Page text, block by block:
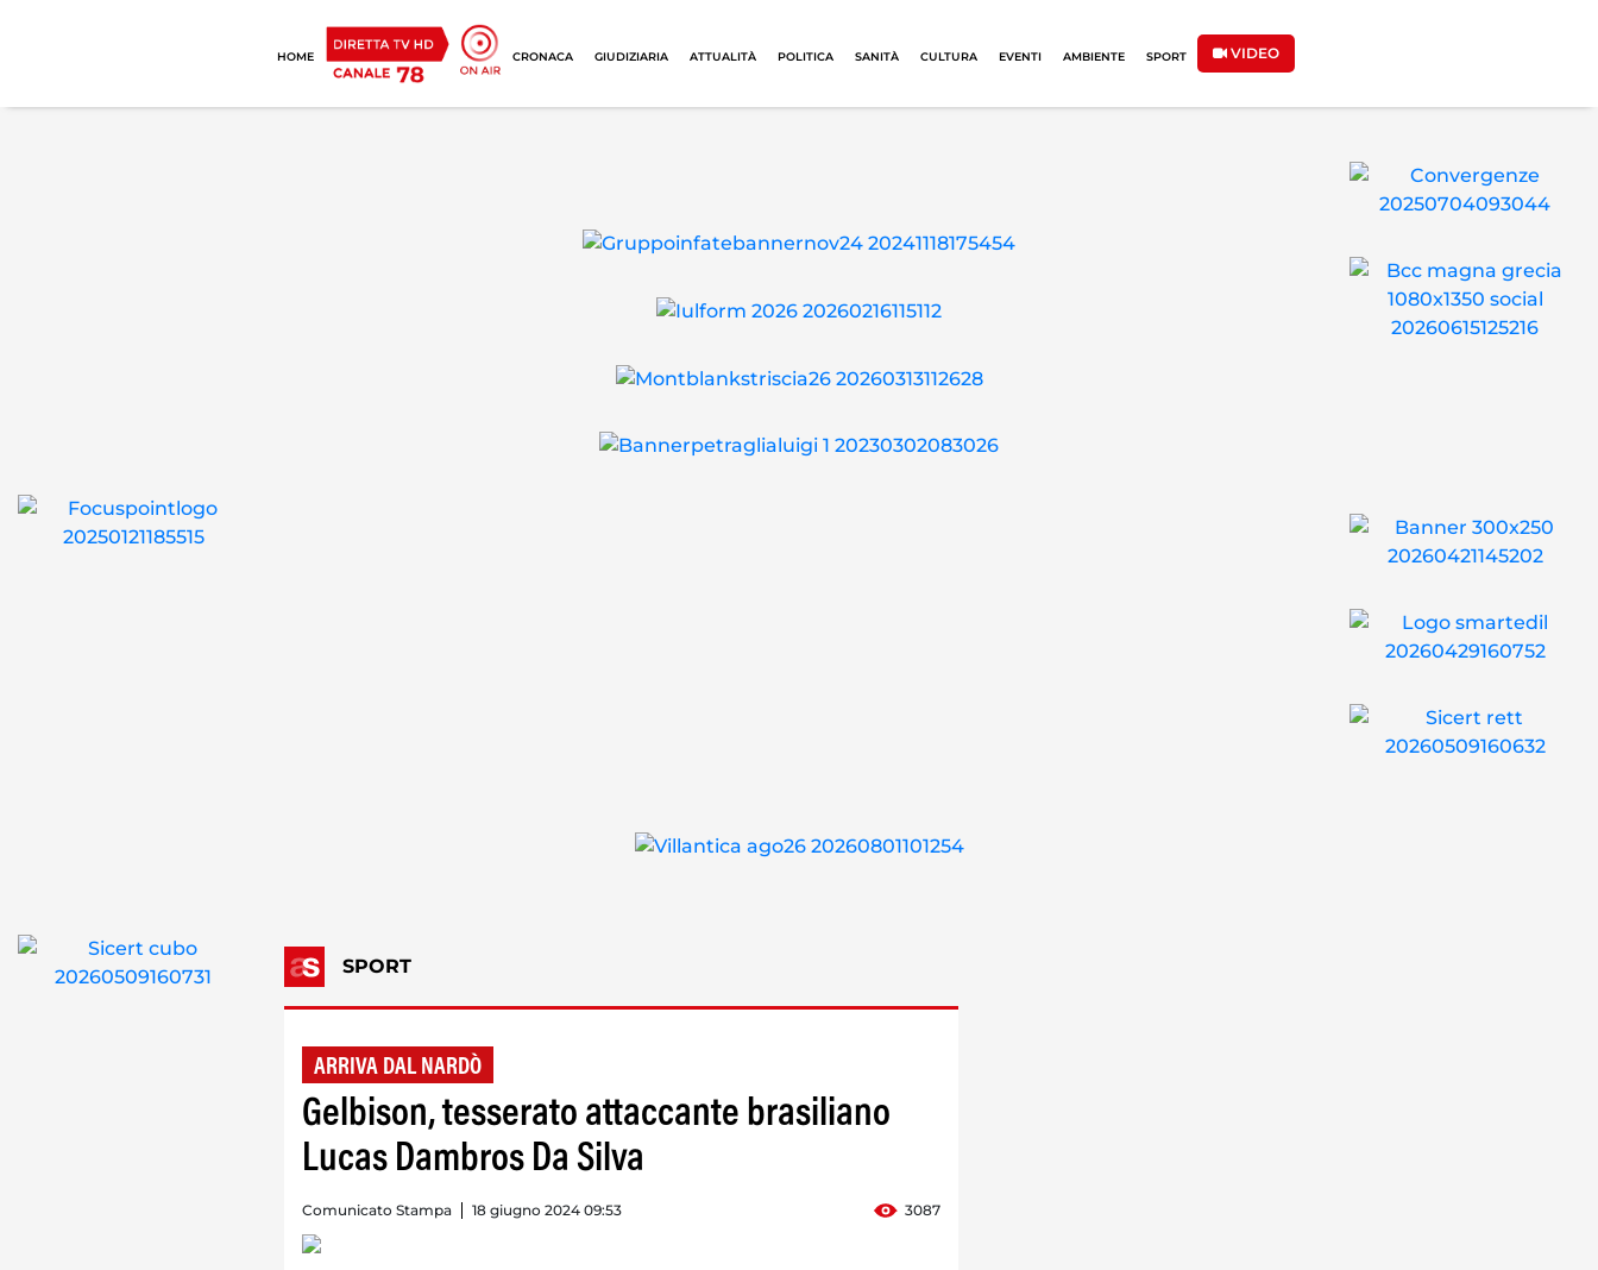
HOME CRONACA GIUDIZIARIA ATTUALITÀ POLITICA SANITÀ CULTURA EVENTI AMBIENTE SPORT VIDEO
SPORT
ARRIVA DAL NARDÒ
Gelbison, tesserato attaccante brasiliano
Lucas Dambros Da Silva
Comunicato Stampa 18 giugno 2024 09:53 3087